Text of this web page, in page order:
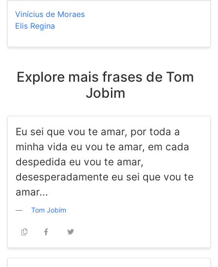
Vinícius de Moraes
Elis Regina
Explore mais frases de Tom
Jobim
Eu sei que vou te amar, por toda a
minha vida eu vou te amar, em cada
despedida eu vou te amar,
desesperadamente eu sei que vou te
amar...
Tom Jobim